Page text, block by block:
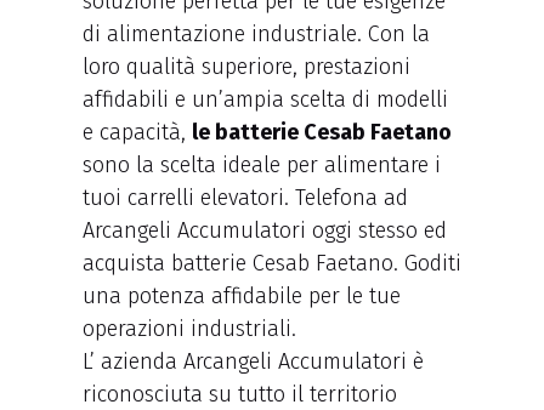
di alimentazione industriale. Con la
loro qualità superiore, prestazioni
affidabili e un’ampia scelta di modelli
e capacità, le batterie Cesab Faetano
sono la scelta ideale per alimentare i
tuoi carrelli elevatori. Telefona ad
Arcangeli Accumulatori oggi stesso ed
acquista batterie Cesab Faetano. Goditi
una potenza affidabile per le tue
operazioni industriali.
L’ azienda Arcangeli Accumulatori è
riconosciuta su tutto il territorio